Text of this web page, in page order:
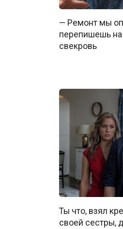
— Ремонт мы
перепишешь
свекровь
Ты что, взял
своей сестры,